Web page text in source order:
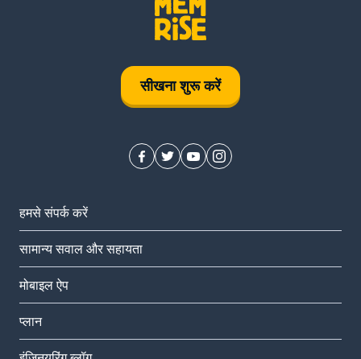
सीखना शुरू करें
हमसे संपर्क करें
सामान्य सवाल और सहायता
मोबाइल ऐप
प्‍लान